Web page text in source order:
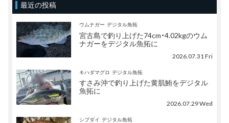
最近の投稿
ウムナガー デジタル魚拓
宮古島で釣り上げた74cm・4.02kgのウム
ナガーをデジタル魚拓に
2026.07.31 Fri
キハダマグロ デジタル魚拓
すさみ沖で釣り上げた黄肌鮪をデジタル
魚拓に
2026.07.29 Wed
シブダイ デジタル魚拓